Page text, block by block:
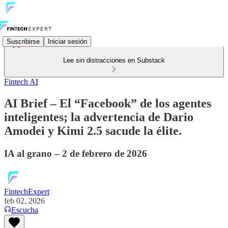
Suscribirse Iniciar sesión
Lee sin distracciones en Substack
Fintech AI
AI Brief – El “Facebook” de los agentes
inteligentes; la advertencia de Dario
Amodei y Kimi 2.5 sacude la élite.
IA al grano – 2 de febrero de 2026
FintechExpert
feb 02, 2026
Escucha